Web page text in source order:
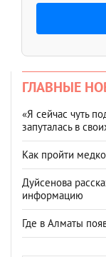
ГЛАВНЫЕ
«Я сейчас чуть
запуталась в
Как пройти
Дуйсенова
информацию
Где в Алматы